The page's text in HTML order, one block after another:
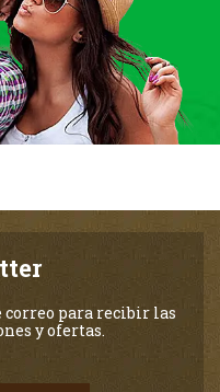
correo para recibir las
y ofertas.